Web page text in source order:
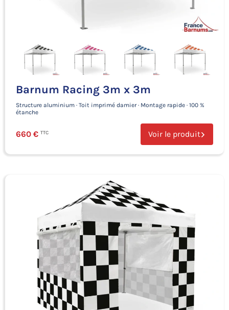
Barnum Racing 3m x 3m
Structure aluminium · Toit imprimé damier · Montage rapide · 100 %
étanche
660 € TTC Voir le produit